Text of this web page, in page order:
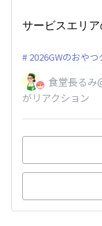
サービスエリ
2026GWのおや
食堂長るみ
がリアクション